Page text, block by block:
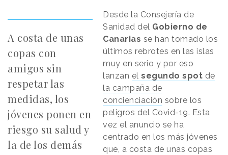
A costa de unas
copas con
amigos sin
respetar las
medidas, los
jóvenes ponen en
riesgo su salud y
la de los demás
Desde la Consejería de
Sanidad del Gobierno de
Canarias se han tomado los
últimos rebrotes en las islas
muy en serio y por eso
lanzan elsegundo spot de
la campaña de
concienciación sobre los
peligros del Covid-19. Esta
vez el anuncio se ha
centrado en los más jóvenes
que, a costa de unas copas